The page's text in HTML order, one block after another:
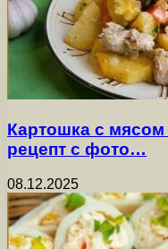
Картошка с мясом
рецепт с фото…
08.12.2025